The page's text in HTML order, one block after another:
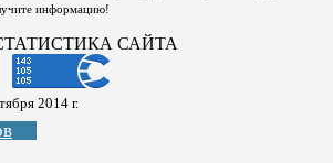
информацию!
САЙТА
2014 г.